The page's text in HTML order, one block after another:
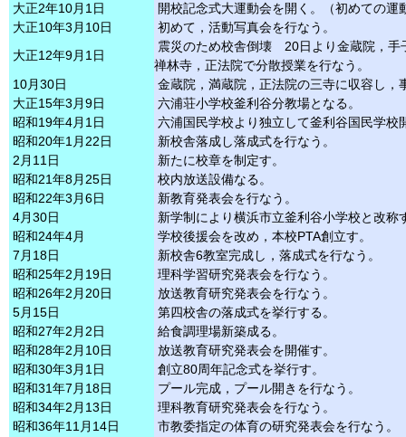
大正2年10月 1日
開校記念式大運動会を開く。（初めての運
大正10年3月10日
初めて，活動写真会を行なう。
大正12年9月 1日
震災のため校舎倒壊 20日より金蔵院，手
禅林寺，正法院で分散授業を行なう。
10月30日
金蔵院，満蔵院，正法院の三寺に収容し，
大正15年3月9日
六浦荘小学校釜利谷分教場となる。
昭和19年4月 1日
六浦国民学校より独立して釜利谷国民学校
昭和20年1月22日
新校舎落成し落成式を行なう。
2月11日
新たに校章を制定す。
昭和21年8月25日
校内放送設備なる。
昭和22年3月6日
新教育発表会を行なう。
4月30日
新学制により横浜市立釜利谷小学校と改称
昭和24年4月
学校後援会を改め，本校PTA創立す。
7月18日
新校舎6教室完成し，落成式を行なう。
昭和25年2月19日
理科学習研究発表会を行なう。
昭和26年2月20日
放送教育研究発表会を行なう。
5月15日
第四校舎の落成式を挙行する。
昭和27年2月 2日
給食調理場新築成る。
昭和28年2月10日
放送教育研究発表会を開催す。
昭和30年3月 1日
創立80周年記念式を挙行す。
昭和31年7月18日
プール完成，プール開きを行なう。
昭和34年2月13日
理科教育研究発表会を行なう。
昭和36年11月14日
市教委指定の体育の研究発表会を行なう。